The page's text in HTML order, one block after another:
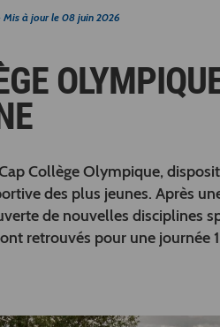
Mis à jour le08 juin 2026
Collège Olympique,
des plus jeunes. Après
de nouvelles disciplines
retrouvés pour une